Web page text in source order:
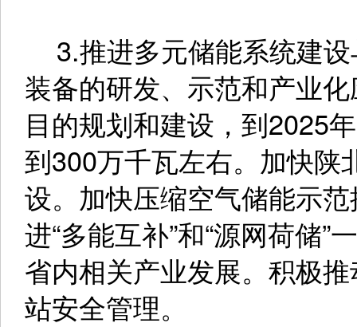
3.推进多元储能系统建
装备的研发、示范和产业
目的规划和建设，到2025
到300万千瓦左右。加快陕
设。加快压缩空气储能示
进“多能互补”和“源网荷储
省内相关产业发展。积极
站安全管理。